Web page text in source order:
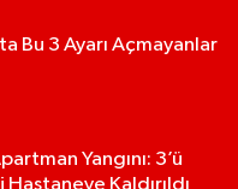
Bu 3 Ayarı Açmayanlar
Yangını: 3’ü
Hastaneye Kaldırıldı